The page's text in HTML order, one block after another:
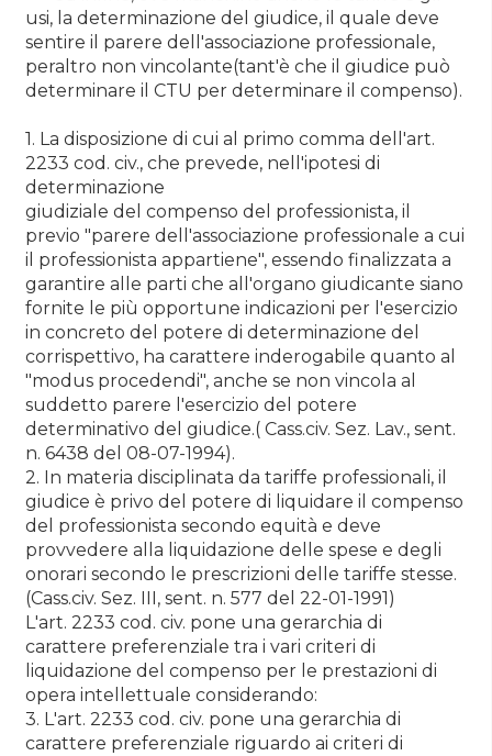
usi, la determinazione del giudice, il quale deve
sentire il parere dell'associazione professionale,
peraltro non vincolante(tant'è che il giudice può
determinare il CTU per determinare il compenso).
1. La disposizione di cui al primo comma dell'art.
2233 cod. civ., che prevede, nell'ipotesi di
determinazione
giudiziale del compenso del professionista, il
previo "parere dell'associazione professionale a cui
il professionista appartiene", essendo finalizzata a
garantire alle parti che all'organo giudicante siano
fornite le più opportune indicazioni per l'esercizio
in concreto del potere di determinazione del
corrispettivo, ha carattere inderogabile quanto al
"modus procedendi", anche se non vincola al
suddetto parere l'esercizio del potere
determinativo del giudice.( Cass.civ. Sez. Lav., sent.
n. 6438 del 08-07-1994).
2. In materia disciplinata da tariffe professionali, il
giudice è privo del potere di liquidare il compenso
del professionista secondo equità e deve
provvedere alla liquidazione delle spese e degli
onorari secondo le prescrizioni delle tariffe stesse.
(Cass.civ. Sez. III, sent. n. 577 del 22-01-1991)
L'art. 2233 cod. civ. pone una gerarchia di
carattere preferenziale tra i vari criteri di
liquidazione del compenso per le prestazioni di
opera intellettuale considerando:
3. L'art. 2233 cod. civ. pone una gerarchia di
carattere preferenziale riguardo ai criteri di